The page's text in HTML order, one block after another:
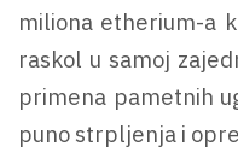
miliona etherium-a
raskol u samoj
primena pametnih
puno strpljenja i